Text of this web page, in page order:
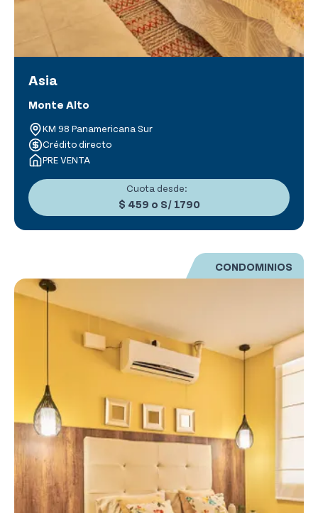
Asia
Monte Alto
KM 98 Panamericana Sur
Crédito directo
PRE VENTA
Cuota desde:
$ 459 o S/ 1790
CONDOMINIOS